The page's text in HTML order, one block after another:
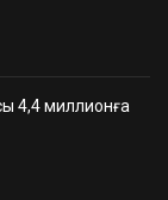
4,4 миллионға